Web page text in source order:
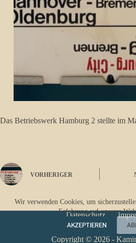
Wir verwenden Cookies, um
Erfahrung auf unserer
AKZEPTIEREN
Das Betriebswerk Hamburg 2 stellte im
VORHERIGER
Datenschutz
Copyright © 2026 -